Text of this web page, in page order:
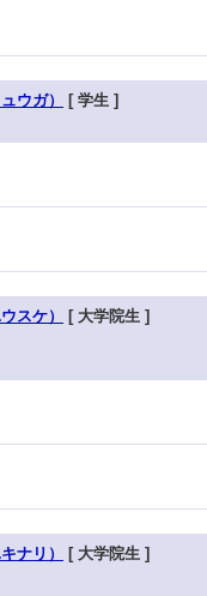
ウガ） [ 学生 ]
スケ） [ 大学院生 ]
ナリ） [ 大学院生 ]